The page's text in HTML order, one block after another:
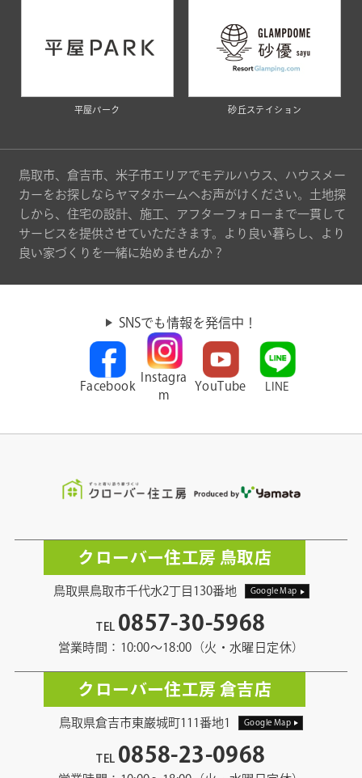
平屋パーク 砂丘ステイション
鳥取市、倉吉市、米子市エリアでモデルハウス、ハウスメー
カーをお探しならヤマタホームへお声がけください。土地探
しから、住宅の設計、施工、アフターフォローまで一貫して
サービスを提供させていただきます。より良い暮らし、より
良い家づくりを一緒に始めませんか？
SNSでも情報を発信中！
Facebook
Instagra
m
YouTube LINE
クローバー住工房 鳥取店
鳥取県鳥取市千代水2丁目130番地 Google Map
TEL 0857-30-5968
営業時間：10:00〜18:00（火・水曜日定休）
クローバー住工房 倉吉店
鳥取県倉吉市東巌城町111番地1 Google Map
TEL 0858-23-0968